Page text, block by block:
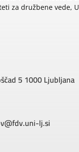
za družbene vede,
5 1000 Ljubljana
lj.si